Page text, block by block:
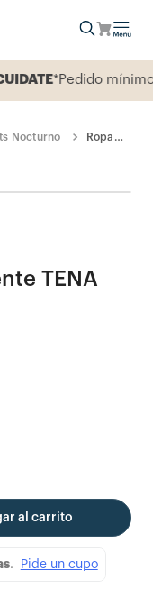
*Pedido mínimo
Nocturno
Ropa
TENA
TENA
al carrito